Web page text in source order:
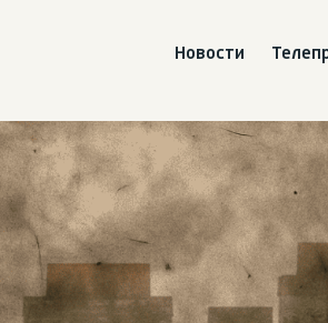
Новости